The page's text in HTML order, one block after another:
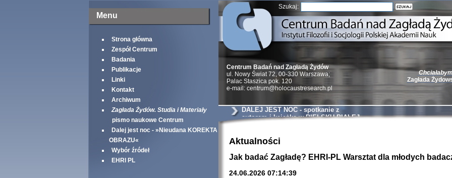
Menu
Strona główna
Zespół Centrum
Badania
Publikacje
Linki
Kontakt
Archiwum
Zagłada Żydów. Studia i Materiały
pismo naukowe Centrum
Dalej jest noc - »Nieudana KOREKTA
OBRAZU«
Wybór źródeł
EHRI PL
Szukaj:
Zagłada
Natalia Aleksiun,
Deborah Dash
Turski, Laurence
Centrum Badań nad Zagładą Żydów
ul. Nowy Świat 72, 00-330 Warszawa;
Palac Staszica pok. 120
e-mail: centrum@holocaustresearch.pl
DALEJ JEST NOC - spotkanie z
autorem i książką w BIELSKU-BIAŁEJ
Aktualności
Jak badać Zagładę? EHRI-PL Warsztat dla młodych
24.06.2026 07:14:39